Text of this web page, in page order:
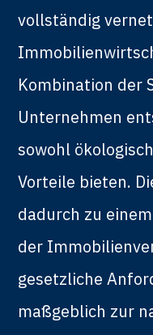
vollständig
Kombination der
Unternehmen
sowohl
Vorteile bieten.
dadurch zu
der
gesetzliche
maßgeblich zur